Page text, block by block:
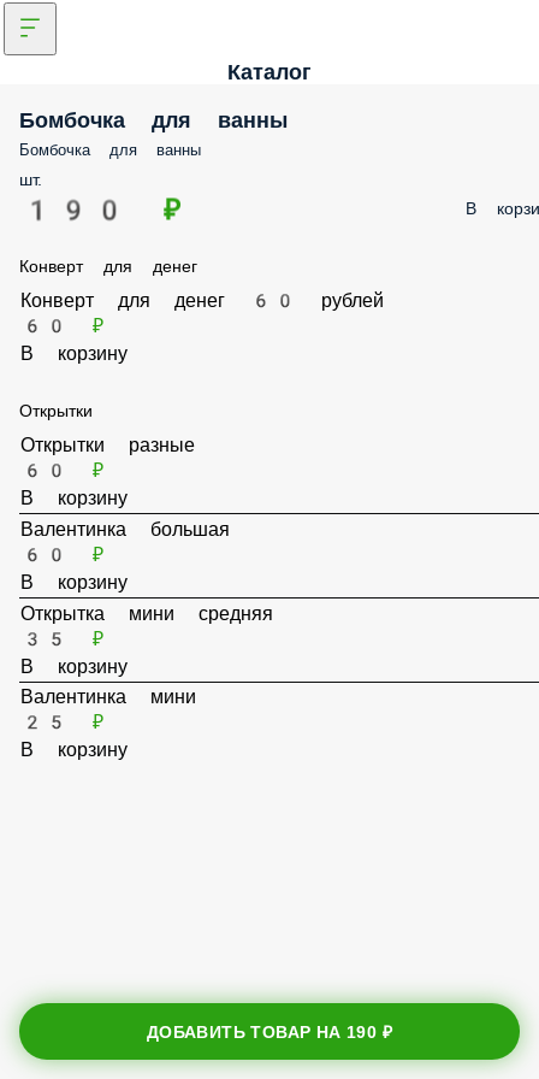
Каталог
Бомбочка для ванны
Бомбочка для ванны
шт.
190 ₽ В
Конверт для денег
Конверт для денег 60 рублей
60 ₽
В корзину
Открытки
Открытки разные
60 ₽
В корзину
Валентинка большая
60 ₽
В корзину
Открытка мини средняя
35 ₽
В корзину
ДОБАВИТЬ ТОВАР НА 190 ₽